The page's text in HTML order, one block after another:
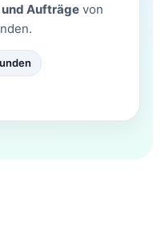
Aufträge von